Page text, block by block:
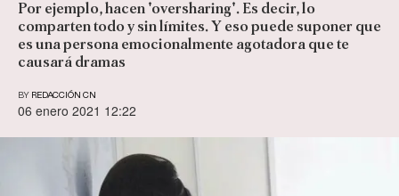
Por ejemplo, hacen 'oversharing'. Es decir, lo
comparten todo y sin límites. Y eso puede suponer que
es una persona emocionalmente agotadora que te
causará dramas
BY REDACCIÓN CN
06 enero 2021 12:22